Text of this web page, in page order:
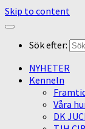
Skip to content
Sök efter:
NYHETER
Kenneln
Våra
DK